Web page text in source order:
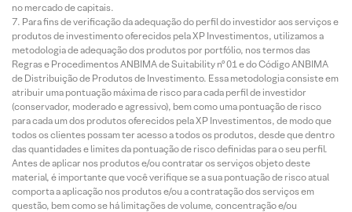
no mercado de capitais.
Para fins de verificação da adequação do perfil do investidor aos serviços e
produtos de investimento oferecidos pela XP Investimentos, utilizamos a
metodologia de adequação dos produtos por portfólio, nos termos das
Regras e Procedimentos ANBIMA de Suitability nº 01 e do Código ANBIMA
de Distribuição de Produtos de Investimento. Essa metodologia consiste em
atribuir uma pontuação máxima de risco para cada perfil de investidor
(conservador, moderado e agressivo), bem como uma pontuação de risco
para cada um dos produtos oferecidos pela XP Investimentos, de modo que
todos os clientes possam ter acesso a todos os produtos, desde que dentro
das quantidades e limites da pontuação de risco definidas para o seu perfil.
Antes de aplicar nos produtos e/ou contratar os serviços objeto deste
material, é importante que você verifique se a sua pontuação de risco atual
comporta a aplicação nos produtos e/ou a contratação dos serviços em
questão, bem como se há limitações de volume, concentração e/ou